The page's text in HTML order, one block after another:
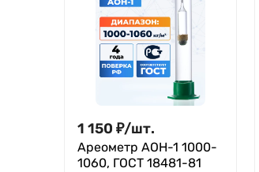
1 150 ₽/шт.
Ареометр АОН-1 1000-
1060, ГОСТ 18481-81